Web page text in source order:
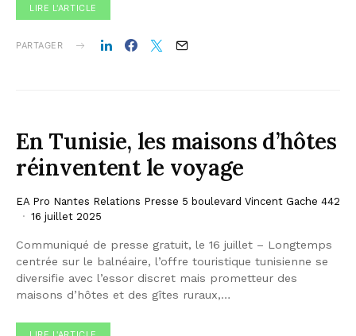
LIRE L'ARTICLE
PARTAGER
En Tunisie, les maisons d’hôtes
réinventent le voyage
EA Pro Nantes Relations Presse 5 boulevard Vincent Gache 442
16 juillet 2025
Communiqué de presse gratuit, le 16 juillet – Longtemps
centrée sur le balnéaire, l’offre touristique tunisienne se
diversifie avec l’essor discret mais prometteur des
maisons d’hôtes et des gîtes ruraux,…